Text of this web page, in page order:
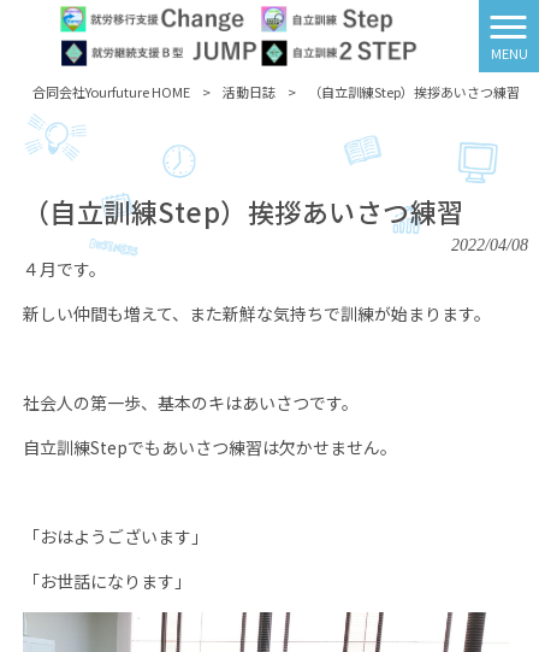
MENU
合同会社Yourfuture HOME
> 活動日誌 > （自立訓練Step）挨拶あいさつ練習
（自立訓練Step）挨拶あいさつ練習
2022/04/08
４月です。
新しい仲間も増えて、また新鮮な気持ちで訓練が始まります。
社会人の第一歩、基本のキはあいさつです。
自立訓練Stepでもあいさつ練習は欠かせません。
「おはようございます」
「お世話になります」